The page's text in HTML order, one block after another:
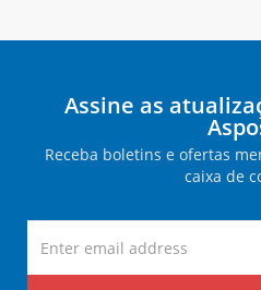
Assine as
Receba boletins e ofertas
caixa de